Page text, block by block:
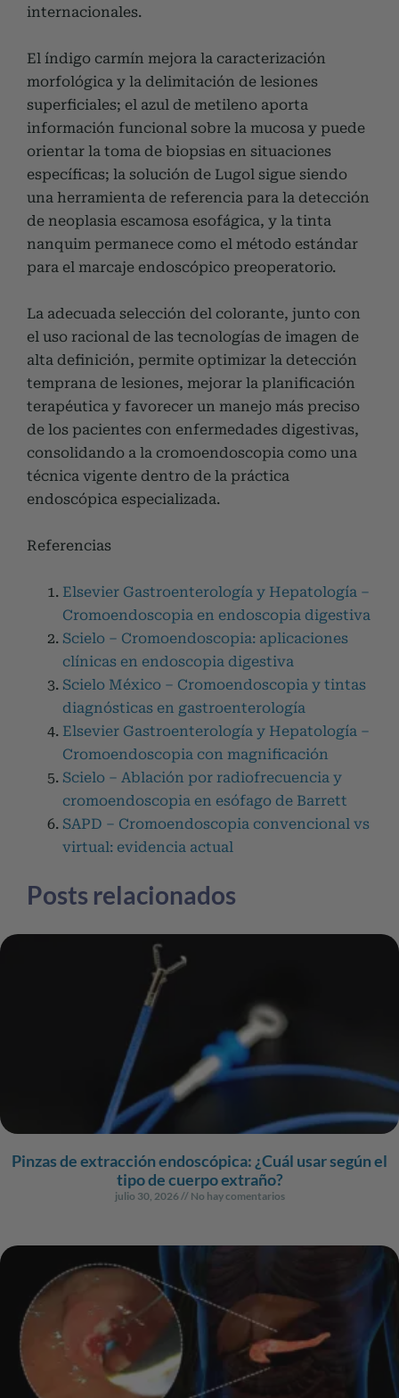
internacionales.
El índigo carmín mejora la caracterización
morfológica y la delimitación de lesiones
superficiales; el azul de metileno aporta
información funcional sobre la mucosa y puede
orientar la toma de biopsias en situaciones
específicas; la solución de Lugol sigue siendo
una herramienta de referencia para la detección
de neoplasia escamosa esofágica, y la tinta
nanquim permanece como el método estándar
para el marcaje endoscópico preoperatorio.
La adecuada selección del colorante, junto con
el uso racional de las tecnologías de imagen de
alta definición, permite optimizar la detección
temprana de lesiones, mejorar la planificación
terapéutica y favorecer un manejo más preciso
de los pacientes con enfermedades digestivas,
consolidando a la cromoendoscopia como una
técnica vigente dentro de la práctica
endoscópica especializada.
Referencias
Elsevier Gastroenterología y Hepatología –
Cromoendoscopia en endoscopia digestiva
Scielo – Cromoendoscopia: aplicaciones
clínicas en endoscopia digestiva
Scielo México – Cromoendoscopia y tintas
diagnósticas en gastroenterología
Elsevier Gastroenterología y Hepatología –
Cromoendoscopia con magnificación
Scielo – Ablación por radiofrecuencia y
cromoendoscopia en esófago de Barrett
SAPD – Cromoendoscopia convencional vs
virtual: evidencia actual
Posts relacionados
Pinzas de extracción endoscópica: ¿Cuál usar según el
tipo de cuerpo extraño?
julio 30, 2026 No hay comentarios